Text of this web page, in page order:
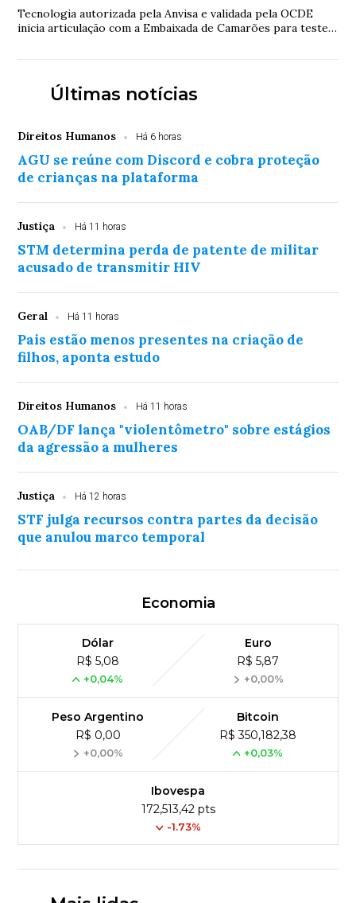
Tecnologia autorizada pela Anvisa e validada pela OCDE
inicia articulação com a Embaixada de Camarões para testes
Últimas notícias
Direitos Humanos Há 6 horas
AGU se reúne com Discord e cobra proteção
de crianças na plataforma
Justiça Há 11 horas
STM determina perda de patente de militar
acusado de transmitir HIV
Geral Há 11 horas
Pais estão menos presentes na criação de
filhos, aponta estudo
Direitos Humanos Há 11 horas
OAB/DF lança "violentômetro" sobre estágios
da agressão a mulheres
Justiça Há 12 horas
STF julga recursos contra partes da decisão
que anulou marco temporal
Economia
Dólar
R$ 5,08
+0,04%
Euro
R$ 5,87
+0,00%
Peso Argentino
R$ 0,00
+0,00%
Bitcoin
R$ 350,182,38
+0,03%
Ibovespa
172,513,42 pts
-1.73%